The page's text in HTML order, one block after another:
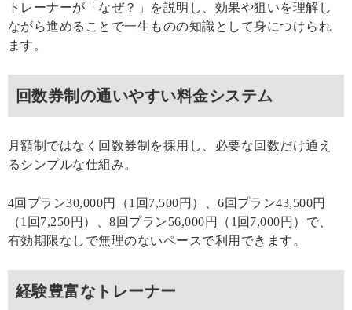
トレーナーが「なぜ？」を説明し、効果や狙いを理解し
ながら進めることで一生ものの知識として身につけられ
ます。
回数券制の通いやすい料金システム
月額制ではなく回数券制を採用し、必要な回数だけ通え
るシンプルな仕組み。
4回プラン30,000円（1回7,500円）、6回プラン43,500円
（1回7,250円）、8回プラン56,000円（1回7,000円）で、
有効期限なしで無理のないペースで利用できます。
経験豊富なトレーナー